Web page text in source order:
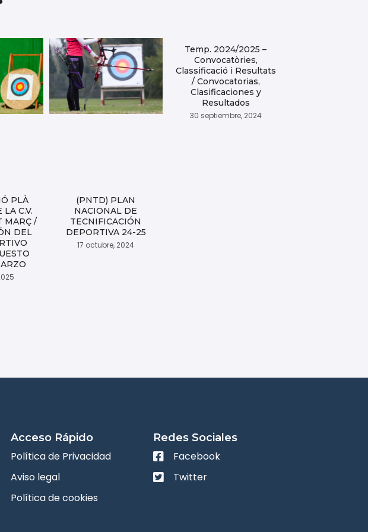
PLÀ
C.V.
MARÇ /
DEL
(PNTD) PLAN
NACIONAL DE
TECNIFICACIÓN
DEPORTIVA 24-25
17 octubre, 2024
Temp. 2024/2025 –
Convocatòries,
Classificació i Resultats
/ Convocatorias,
Clasificaciones y
Resultados
30 septiembre, 2024
Acceso Rápido
Política de Privacidad
Aviso legal
Política de cookies
Redes Sociales
Facebook
Twitter